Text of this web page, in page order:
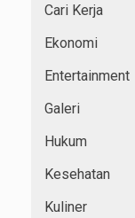
Cari Kerja
Ekonomi
Entertainment
Galeri
Hukum
Kesehatan
Kuliner